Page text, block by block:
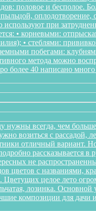
половое и бесполое.
оплодотворение,
используют при
• корневыми:
• стеблями:
побегами:
метода можно
более 40 написано
нужны всегда, чем
возиться с рассадой,
отличный вариант.
рассказывается
не
цветов с названиями,
целое лето
лозинка. Основной
композиции для дачи